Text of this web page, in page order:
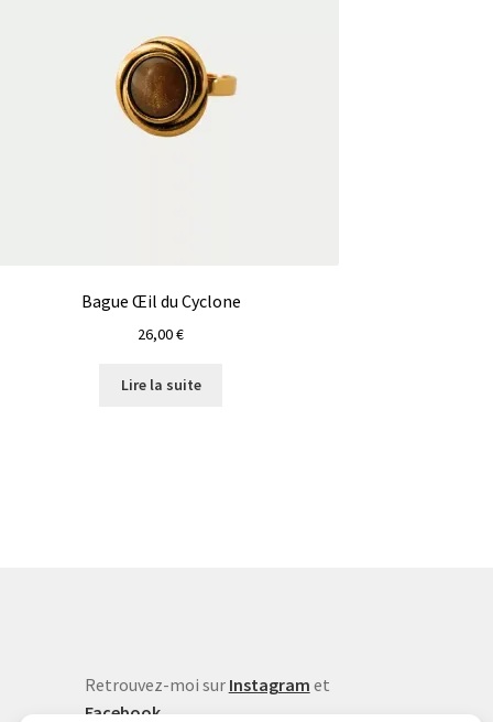
Bague Œil du Cyclone
26,00€
Lire la suite
Retrouvez-moi sur Instagram et
Facebook